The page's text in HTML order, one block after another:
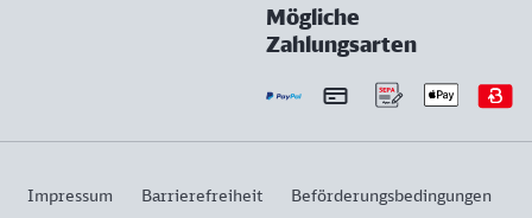
Mögliche
Zahlungsarten
Impressum Barrierefreiheit
Beförderungsbedingungen